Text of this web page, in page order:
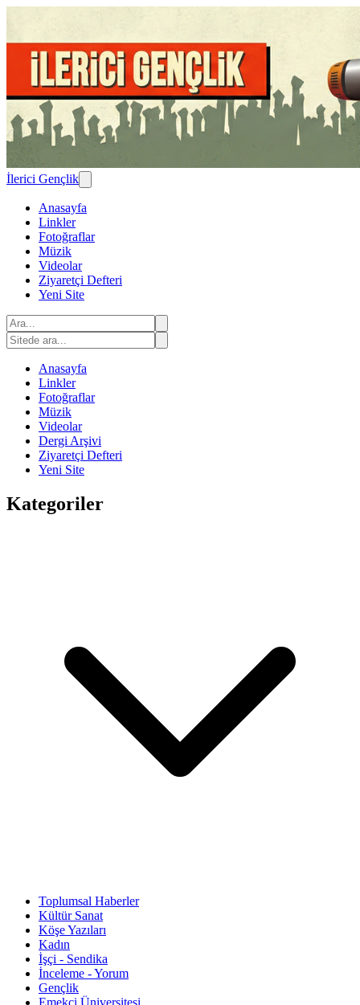
İlerici Gençlik
Anasayfa
Linkler
Fotoğraflar
Müzik
Videolar
Ziyaretçi Defteri
Yeni Site
Anasayfa
Linkler
Fotoğraflar
Müzik
Videolar
Dergi Arşivi
Ziyaretçi Defteri
Yeni Site
Kategoriler
Toplumsal Haberler
Kültür Sanat
Köşe Yazıları
Kadın
İşçi - Sendika
İnceleme - Yorum
Gençlik
Emekçi Üniversitesi